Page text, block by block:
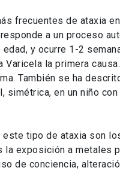
frecuentes de ataxia
a un proceso
y ocurre 1-2
la primera
También se ha
en un niño
tipo de ataxia son
la exposición a metales
de conciencia,